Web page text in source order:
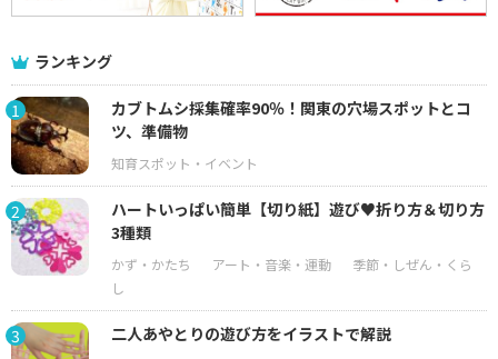
ランキング
1
カブトムシ採集確率90％！関東の穴場スポットとコ
ツ、準備物
2
ハートいっぱい簡単【切り紙】遊び♥折り方＆切り方
3種類
3 二人あやとりの遊び方をイラストで解説